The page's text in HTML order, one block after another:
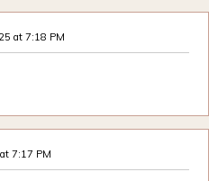
at 7:18 PM
7:17 PM